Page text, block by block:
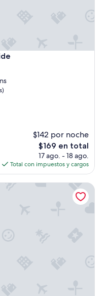
$142 por noche
El
precio
actual
es
de
$169 en total
17 ago. - 18 ago.
Total con impuestos y cargos
Waldorf Astoria Hotel